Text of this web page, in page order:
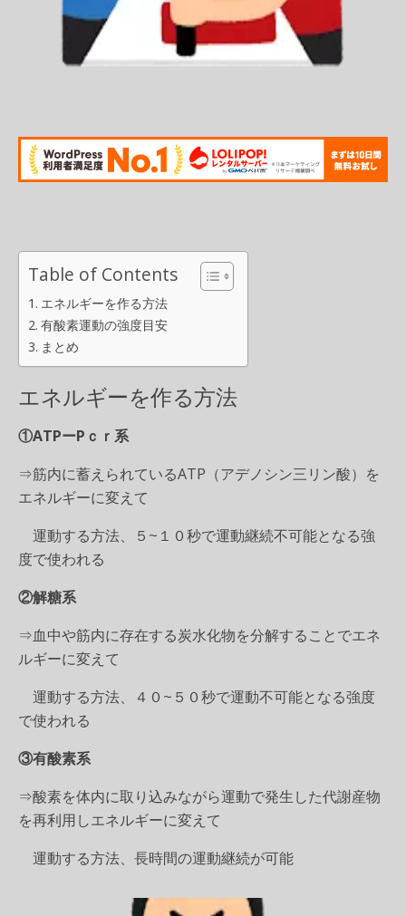
Table of Contents
エネルギーを作る方法
有酸素運動の強度目安
まとめ
エネルギーを作る方法
①ATPーPｃｒ系
⇒筋内に蓄えられているATP（アデノシン三リン酸）を
エネルギーに変えて
運動する方法、５~１０秒で運動継続不可能となる強
度で使われる
②解糖系
⇒血中や筋内に存在する炭水化物を分解することでエネ
ルギーに変えて
運動する方法、４０~５０秒で運動不可能となる強度
で使われる
③有酸素系
⇒酸素を体内に取り込みながら運動で発生した代謝産物
を再利用しエネルギーに変えて
運動する方法、長時間の運動継続が可能